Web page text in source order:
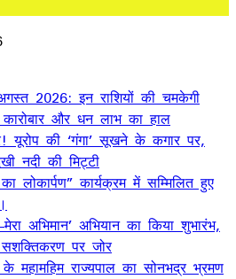
2026: इन राशियों की चमकेगी
और धन लाभ का हाल
की ‘गंगा’ सूखने के कगार पर,
नदी की मिट्टी
लोकार्पण” कार्यक्रम में सम्मिलित हुए
अभिमान’ अभियान का किया शुभारंभ,
पर जोर
राज्यपाल का सोनभद्र भ्रमण